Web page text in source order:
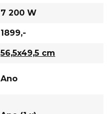
7 200 W
1899,-
56,5x49,5 cm
Ano